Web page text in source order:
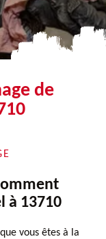
de
à 13710
vous êtes à la